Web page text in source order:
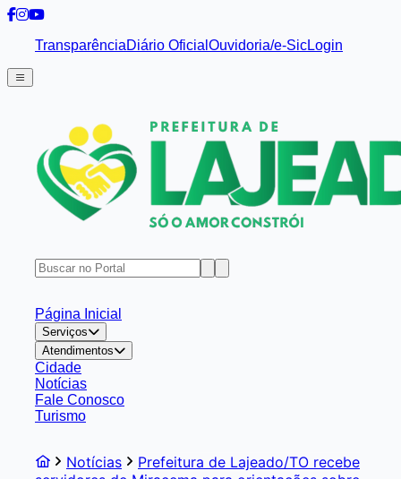
TransparênciaDiário Oficial Ouvidoria/e-SicLogin
Página Inicial
Serviços
Atendimentos
Cidade
Notícias
Fale Conosco
Turismo
Notícias
Prefeitura de Lajeado/TO recebe